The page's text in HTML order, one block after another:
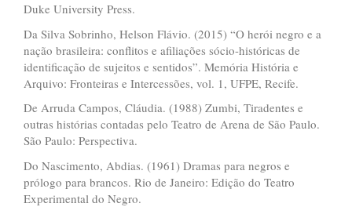
Duke University Press.
Da Silva Sobrinho, Helson Flávio. (2015) “O herói negro e a
nação brasileira: conflitos e afiliações sócio-históricas de
identificação de sujeitos e sentidos”. Memória História e
Arquivo: Fronteiras e Intercessões, vol. 1, UFPE, Recife.
De Arruda Campos, Cláudia. (1988) Zumbi, Tiradentes e
outras histórias contadas pelo Teatro de Arena de São Paulo.
São Paulo: Perspectiva.
Do Nascimento, Abdias. (1961) Dramas para negros e
prólogo para brancos. Rio de Janeiro: Edição do Teatro
Experimental do Negro.